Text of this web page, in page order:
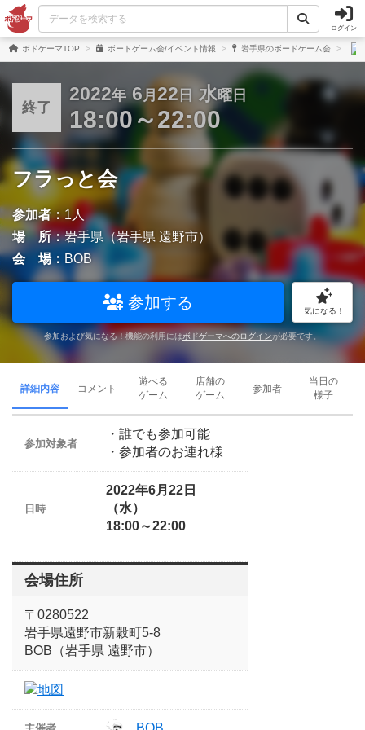
ログイン
ボドゲーマTOP ボードゲーム会/イベント情報 岩手県のボードゲーム会
終了
2022年 6月 22 日 水曜日
18:00～22:00
フラっと会
参加者：1人
場 所：岩手県（岩手県 遠野市）
会 場： BOB
参加する 気になる！
参加および気になる！機能の利用にはボドゲーマへのログインが必要です。
詳細内容 コメント
遊べる
ゲーム
店舗の
ゲーム
参加者
当日の
様子
参加対象者
・誰でも参加可能
・参加者のお連れ様
日時
2022年6月22日
（水）
18:00～22:00
会場住所
〒0280522
岩手県遠野市新穀町5-8
BOB（岩手県 遠野市）